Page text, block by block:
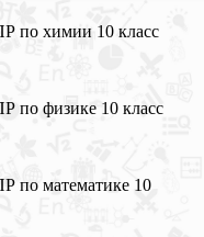
по химии 10 класс
по физике 10 класс
по математике 10